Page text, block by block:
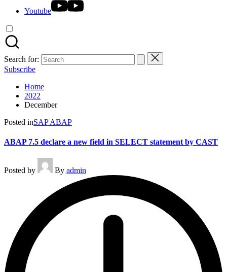
Youtube
Search for:
Subscribe
Home
2022
December
Posted inSAP ABAP
ABAP 7.5 declare a new field in SELECT statement by CAST
Posted by By admin